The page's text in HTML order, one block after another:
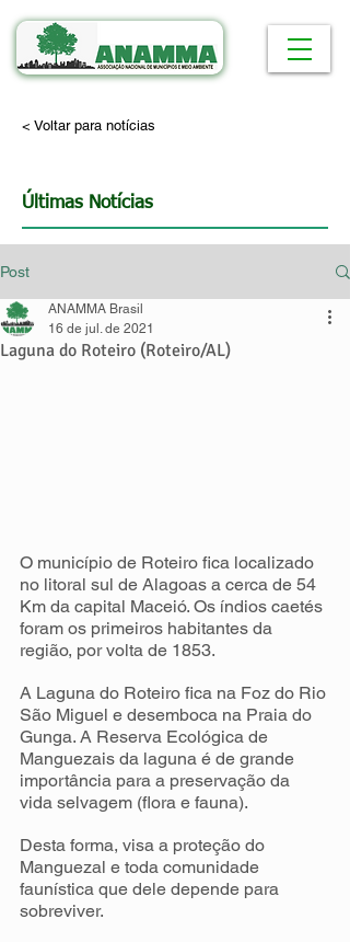
< Voltar para notícias
Últimas Notícias
Post
Laguna do Roteiro (Roteiro/AL)
ANAMMA Brasil
16 de jul. de 2021
O município de Roteiro fica localizado
no litoral sul de Alagoas a cerca de 54
Km da capital Maceió. Os índios caetés
foram os primeiros habitantes da
região, por volta de 1853.
A Laguna do Roteiro fica na Foz do Rio
São Miguel e desemboca na Praia do
Gunga. A Reserva Ecológica de
Manguezais da laguna é de grande
importância para a preservação da
vida selvagem (flora e fauna).
Desta forma, visa a proteção do
Manguezal e toda comunidade
faunística que dele depende para
sobreviver.